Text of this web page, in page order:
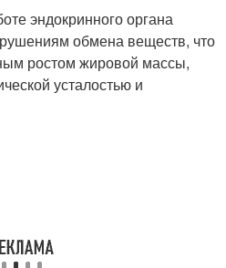
эндокринного органа
обмена веществ, что
ростом жировой массы,
усталостью и